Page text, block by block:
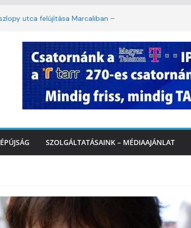
utca felújítása Marcaliban –
lakossági felháborodást váltott ki a
Marcaliban – VIDEÓ
– az első félidő végén
SZOLGÁLTATÁSAINK – MÉDIAAJÁNLAT